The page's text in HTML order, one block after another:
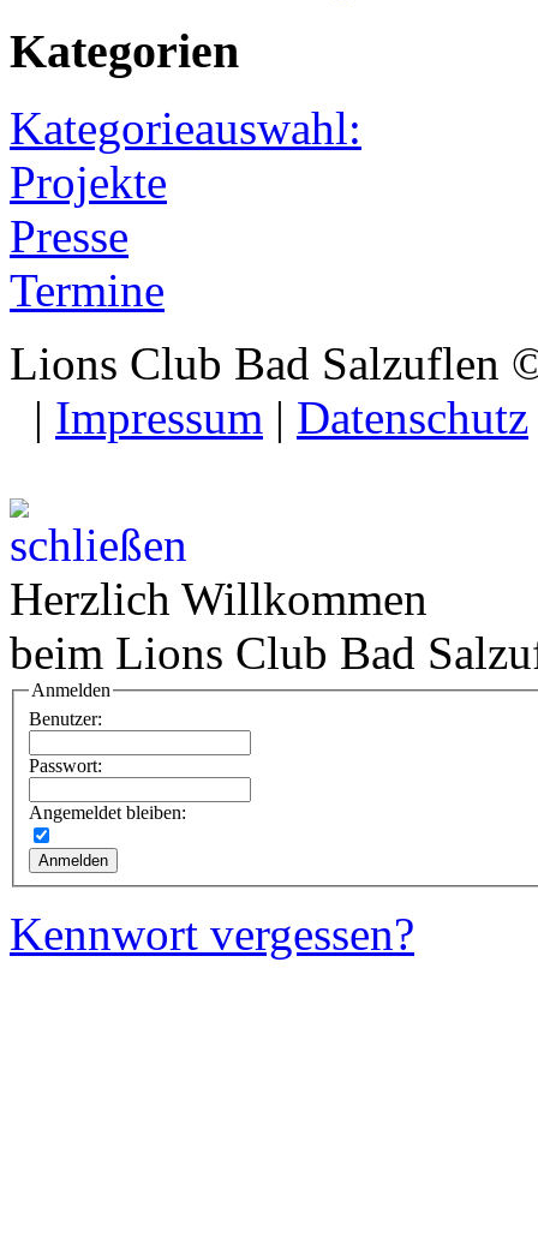
Kategorien
Kategorieauswahl:
Projekte
Presse
Termine
Lions Club Bad Salzuflen
| Impressum | Datenschutz
Herzlich Willkommen
beim Lions Club Bad
Anmelden
Benutzer:
Passwort:
Angemeldet bleiben:
Kennwort vergessen?